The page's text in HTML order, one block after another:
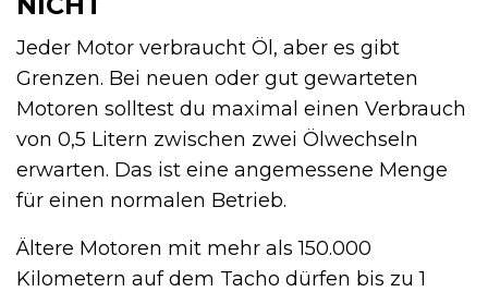
Jeder Motor verbraucht Öl, aber es gibt
Grenzen. Bei neuen oder gut gewarteten
Motoren solltest du maximal einen Verbrauch
von 0,5 Litern zwischen zwei Ölwechseln
erwarten. Das ist eine angemessene Menge
für einen normalen Betrieb.
Ältere Motoren mit mehr als 150.000
Kilometern auf dem Tacho dürfen bis zu 1